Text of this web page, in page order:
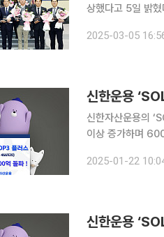
상했다고 5일 밝혔다. 코스닥 시장에서는 펄어비스, 네오위즈, 레드캡투어, 스튜디오
록코리아는 장기
2025-03-05
신한운용
신한자산운용의
이상 증가하며 6000억 원을 돌
성과를 기록했다.
2025-01-22
신한운용